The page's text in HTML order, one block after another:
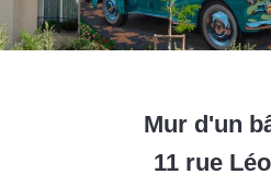
Mur d'un
11 rue